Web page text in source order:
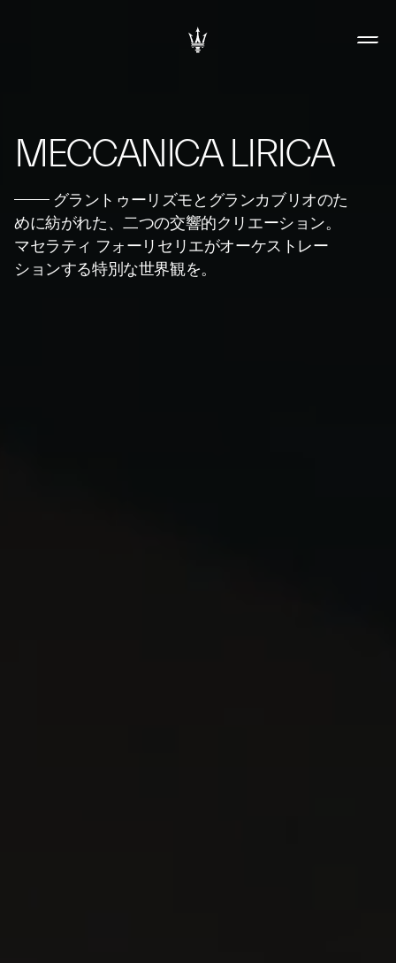
MECCANICA LIRICA
グラントゥーリズモとグランカブリオのた
めに紡がれた、二つの交響的クリエーション。
マセラティ フォーリセリエがオーケストレー
ションする特別な世界観を。